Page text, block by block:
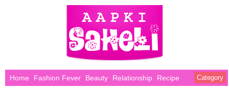
Home Fashion Fever Beauty Relationship Recipe Category